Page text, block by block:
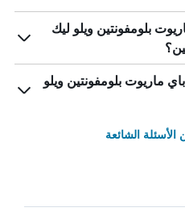
بلومفونتين ويلو ليك
ماريوت بلومفونتين ويلو
الشائعة